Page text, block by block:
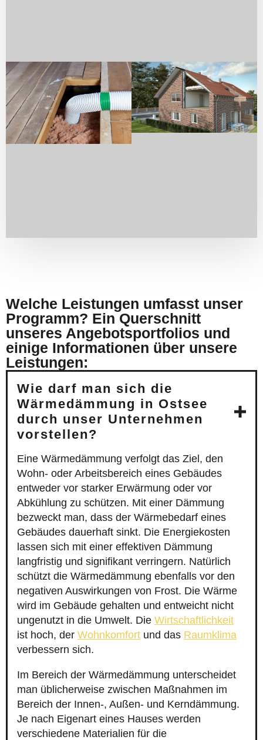
Welche Leistungen umfasst unser
Programm? Ein Querschnitt
unseres Angebotsportfolios und
einige Informationen über unsere
Leistungen:
Wie darf man sich die
Wärmedämmung in Ostsee
durch unser Unternehmen
vorstellen?
Eine Wärmedämmung verfolgt das Ziel, den
Wohn- oder Arbeitsbereich eines Gebäudes
entweder vor starker Erwärmung oder vor
Abkühlung zu schützen. Mit einer Dämmung
bezweckt man, dass der Wärmebedarf eines
Gebäudes dauerhaft sinkt. Die Energiekosten
lassen sich mit einer effektiven Dämmung
langfristig und signifikant verringern. Natürlich
schützt die Wärmedämmung ebenfalls vor den
negativen Auswirkungen von Frost. Die Wärme
wird im Gebäude gehalten und entweicht nicht
ungenutzt in die Umwelt. Die Wirtschaftlichkeit
ist hoch, der Wohnkomfort und das Raumklima
verbessern sich.
Im Bereich der Wärmedämmung unterscheidet
man üblicherweise zwischen Maßnahmen im
Bereich der Innen-, Außen- und Kerndämmung.
Je nach Eigenart eines Hauses werden
verschiedene Materialien für die